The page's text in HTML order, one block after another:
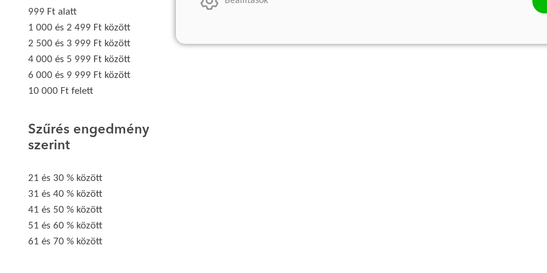
999 Ft alatt
1 000 és 2 499 Ft között
2 500 és 3 999 Ft között
4 000 és 5 999 Ft között
6 000 és 9 999 Ft között
10 000 Ft felett
Szűrés engedmény
szerint
21 és 30 % között
31 és 40 % között
41 és 50 % között
51 és 60 % között
61 és 70 % között